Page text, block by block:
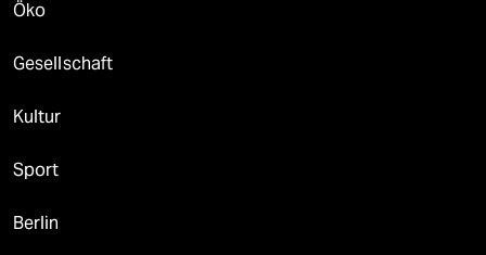
Öko
Gesellschaft
Kultur
Sport
Berlin